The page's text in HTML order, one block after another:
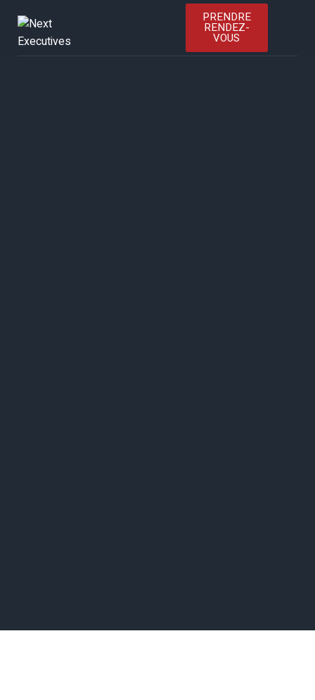
PRENDRE
RENDEZ-
VOUS
ACCUEIL
À PROPOS